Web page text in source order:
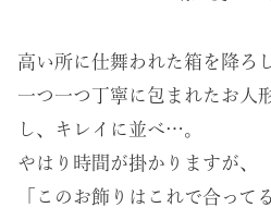
高い所に仕舞われた箱を降ろし
一つ一つ丁寧に包まれたお人
し、キレイに並べ…。
やはり時間が掛かりますが、
「このお飾りはこれで合って